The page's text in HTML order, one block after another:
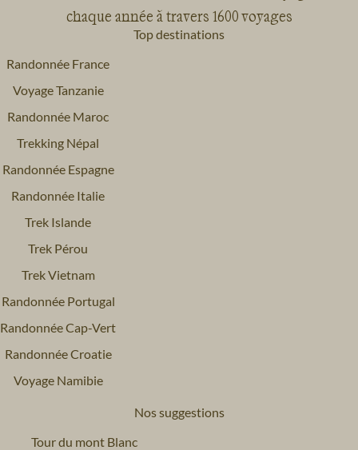
chaque année à travers 1600 voyages
Top destinations
Randonnée France
Voyage Tanzanie
Randonnée Maroc
Trekking Népal
Randonnée Espagne
Randonnée Italie
Trek Islande
Trek Pérou
Trek Vietnam
Randonnée Portugal
Randonnée Cap-Vert
Randonnée Croatie
Voyage Namibie
Nos suggestions
Tour du mont Blanc